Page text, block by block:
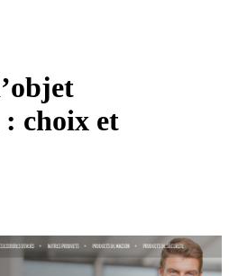
choix et